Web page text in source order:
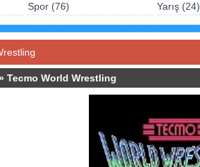
Spor (76) Yarış (24)
Tecmo World Wrestling